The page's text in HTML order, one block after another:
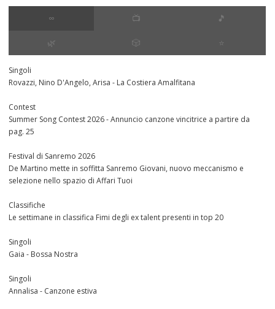
∞ 📺 🎵
🌿 🎲 ⭐️
Singoli
Rovazzi, Nino D'Angelo, Arisa - La Costiera Amalfitana
Contest
Summer Song Contest 2026 - Annuncio canzone vincitrice a partire da
pag. 25
Festival di Sanremo 2026
De Martino mette in soffitta Sanremo Giovani, nuovo meccanismo e
selezione nello spazio di Affari Tuoi
Classifiche
Le settimane in classifica Fimi degli ex talent presenti in top 20
Singoli
Gaia - Bossa Nostra
Singoli
Annalisa - Canzone estiva